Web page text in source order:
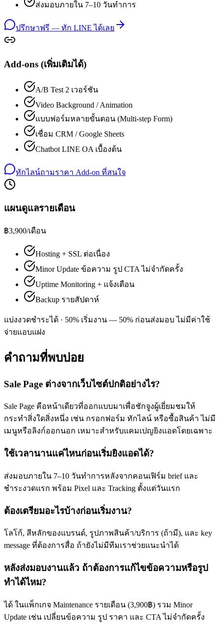
ส่งมอบภายใน 7–10 วันทำการ
ปรึกษาฟรี — ทัก LINE ได้เลย
Add-ons (เพิ่มเติมได้)
A/B Test 2 เวอร์ชัน
Video Background / Animation
แบบฟอร์มหลายขั้นตอน (Multi-step Form)
เชื่อม CRM / Google Sheets
Chatbot LINE OA เบื้องต้น
ทักไลน์ถามราคา Add-on ที่สนใจ
แผนดูแลรายเดือน
฿3,900/เดือน
Hosting + SSL ต่อเนื่อง
Minor Update ข้อความ รูป CTA ไม่จำกัดครั้ง
Uptime Monitoring + แจ้งเตือน
Backup รายสัปดาห์
แบ่งงวดชำระได้ · 50% เริ่มงาน — 50% ก่อนส่งมอบ ไม่มีค่าใช้
จ่ายแอบแฝง
คำถามที่พบบ่อย
Sale Page ต่างจากเว็บไซต์ปกติอย่างไร?
Sale Page คือหน้าเดียวที่ออกแบบมาเพื่อชักจูงผู้เยี่ยมชมให้
กระทำสิ่งใดสิ่งหนึ่ง เช่น กรอกฟอร์ม ทักไลน์ หรือซื้อสินค้า ไม่มี
เมนูหรือลิงก์ออกนอก เหมาะสำหรับแคมเปญยิงแอดโดยเฉพาะ
ใช้เวลานานแค่ไหนก่อนเริ่มยิงแอดได้?
ส่งมอบภายใน 7–10 วันทำการหลังจากคอนเฟิร์ม brief และ
ชำระงวดแรก พร้อม Pixel และ Tracking ตั้งแต่วันแรก
ต้องเตรียมอะไรบ้างก่อนเริ่มงาน?
โลโก้, สีหลักของแบรนด์, รูปภาพสินค้า/บริการ (ถ้ามี), และ key
message ที่ต้องการสื่อ ถ้ายังไม่มีทีมเราช่วยแนะนำได้
หลังส่งมอบงานแล้ว ถ้าต้องการแก้ไขข้อความหรือรูป
ทำได้ไหม?
ได้ ในแพ็กเกจ Maintenance รายเดือน (3,900฿) รวม Minor
Update เช่น เปลี่ยนข้อความ รูป ราคา และ CTA ไม่จำกัดครั้ง